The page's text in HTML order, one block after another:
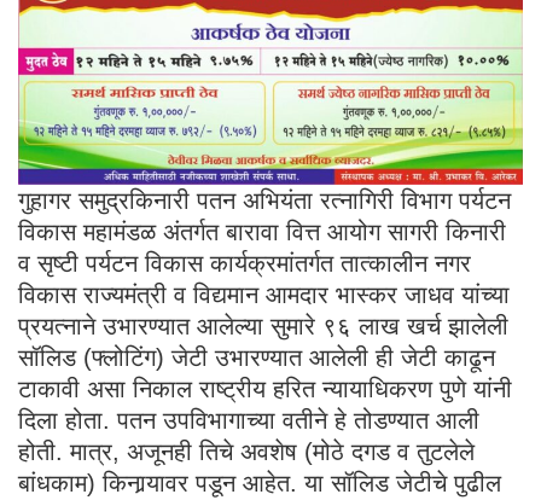
गुहागर समुद्रकिनारी पतन अभियंता रत्नागिरी विभाग पर्यटन
विकास महामंडळ अंतर्गत बारावा वित्त आयोग सागरी किनारी
व सृष्टी पर्यटन विकास कार्यक्रमांतर्गत तात्कालीन नगर
विकास राज्यमंत्री व विद्यमान आमदार भास्कर जाधव यांच्या
प्रयत्नाने उभारण्यात आलेल्या सुमारे ९६ लाख खर्च झालेली
सॉलिड (फ्लोटिंग) जेटी उभारण्यात आलेली ही जेटी काढून
टाकावी असा निकाल राष्ट्रीय हरित न्यायाधिकरण पुणे यांनी
दिला होता. पतन उपविभागाच्या वतीने हे तोडण्यात आली
होती. मात्र, अजूनही तिचे अवशेष (मोठे दगड व तुटलेले
बांधकाम) किनार्‍यावर पडून आहेत. या सॉलिड जेटीचे पुढील